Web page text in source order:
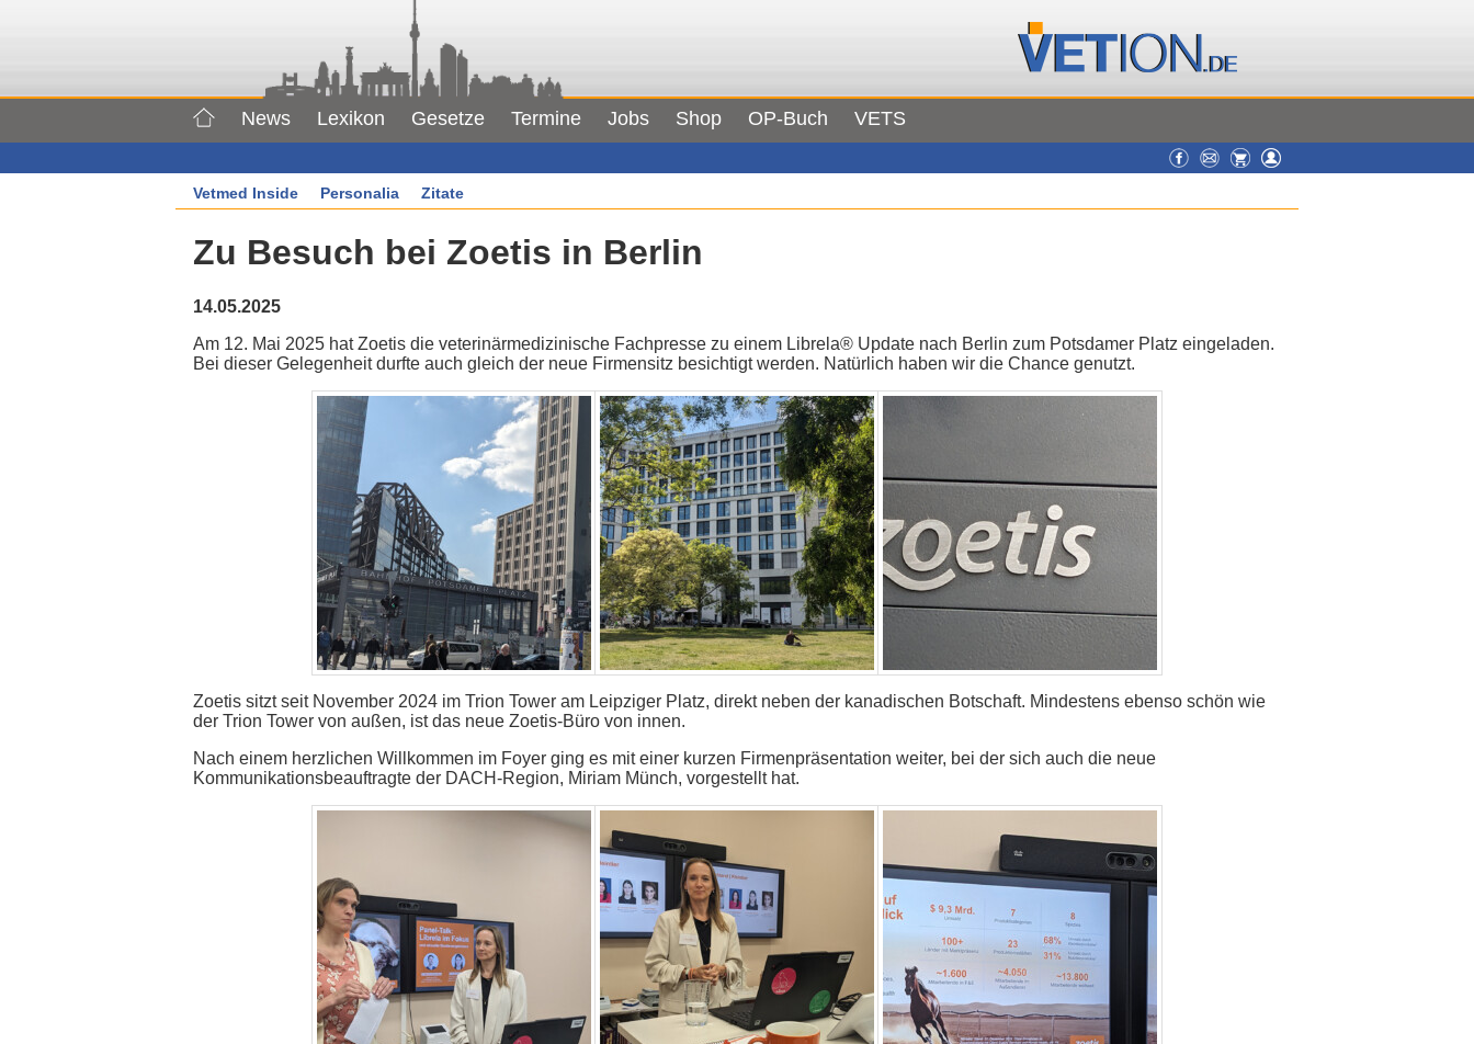
News Lexikon Gesetze Termine Jobs Shop OP-Buch VETS
Vetmed Inside Personalia Zitate
Zu Besuch bei Zoetis in Berlin
14.05.2025
Am 12. Mai 2025 hat Zoetis die veterinärmedizinische Fachpresse zu einem Librela® Update nach Berlin zum Potsdamer Platz eingeladen.
Bei dieser Gelegenheit durfte auch gleich der neue Firmensitz besichtigt werden. Natürlich haben wir die Chance genutzt.
Zoetis sitzt seit November 2024 im Trion Tower am Leipziger Platz, direkt neben der kanadischen Botschaft. Mindestens ebenso schön wie
der Trion Tower von außen, ist das neue Zoetis-Büro von innen.
Nach einem herzlichen Willkommen im Foyer ging es mit einer kurzen Firmenpräsentation weiter, bei der sich auch die neue
Kommunikationsbeauftragte der DACH-Region, Miriam Münch, vorgestellt hat.